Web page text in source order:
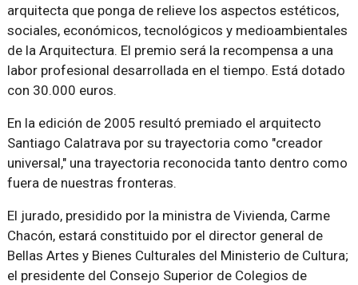
arquitecta que ponga de relieve los aspectos estéticos,
sociales, económicos, tecnológicos y medioambientales
de la Arquitectura. El premio será la recompensa a una
labor profesional desarrollada en el tiempo. Está dotado
con 30.000 euros.
En la edición de 2005 resultó premiado el arquitecto
Santiago Calatrava por su trayectoria como "creador
universal," una trayectoria reconocida tanto dentro como
fuera de nuestras fronteras.
El jurado, presidido por la ministra de Vivienda, Carme
Chacón, estará constituido por el director general de
Bellas Artes y Bienes Culturales del Ministerio de Cultura;
el presidente del Consejo Superior de Colegios de